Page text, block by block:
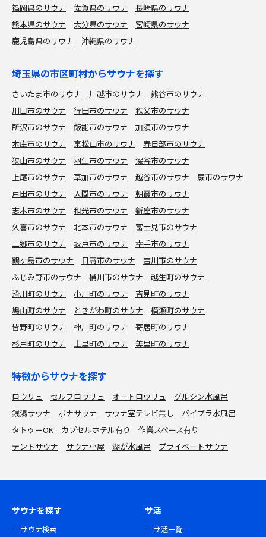
福岡県のサウナ 佐賀県のサウナ
長崎県のサウナ
熊本県のサウナ
大分県のサウナ
宮崎県のサウナ
鹿児島県のサウナ
沖縄県のサウナ
埼玉県の市区町村からサウナを探す
さいたま市のサウナ 川越市のサウナ
熊谷市のサウナ
川口市のサウナ
行田市のサウナ
秩父市のサウナ
所沢市のサウナ
飯能市のサウナ
加須市のサウナ
本庄市のサウナ
東松山市のサウナ
春日部市のサウナ
狭山市のサウナ
羽生市のサウナ
深谷市のサウナ
上尾市のサウナ
草加市のサウナ 越谷市のサウナ
蕨市のサウナ
戸田市のサウナ
入間市のサウナ
朝霞市のサウナ
志木市のサウナ
和光市のサウナ
新座市のサウナ
久喜市のサウナ
北本市のサウナ
富士見市のサウナ
三郷市のサウナ
坂戸市のサウナ
幸手市のサウナ
鶴ヶ島市のサウナ
日高市のサウナ
吉川市のサウナ
ふじみ野市のサウナ
桶川市のサウナ
越生町のサウナ
滑川町のサウナ
小川町のサウナ
吉見町のサウナ
鳩山町のサウナ
ときがわ町のサウナ
横瀬町のサウナ
皆野町のサウナ
神川町のサウナ
寄居町のサウナ
杉戸町のサウナ
上里町のサウナ 美里町のサウナ
特徴からサウナを探す
ロウリュ セルフロウリュ オートロウリュ
グルシン水風呂
銭湯サウナ
ボナサウナ サウナ室テレビ無し
バイブラ水風呂
タトゥーOK
カプセルホテル有り
作業スペース有り
テントサウナ
サウナ小屋 湖が水風呂 プライベートサウナ
サウナを探す
サウナ検索
サ活
サ活一覧